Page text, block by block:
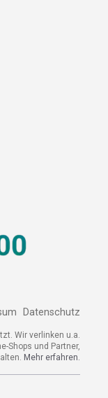
Datenschutz
Wir verlinken u.a.
Shops und Partner,
Mehr erfahren.